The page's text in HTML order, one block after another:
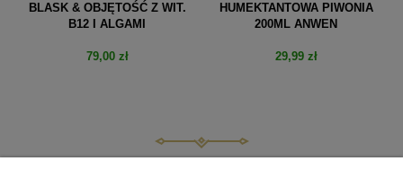
BLASK & OBJĘTOŚĆ Z WIT.
B12 I ALGAMI
79,00 zł
do koszyka
HUMEKTANTOWA PIWONIA
200ML ANWEN
29,99 zł
do koszyka